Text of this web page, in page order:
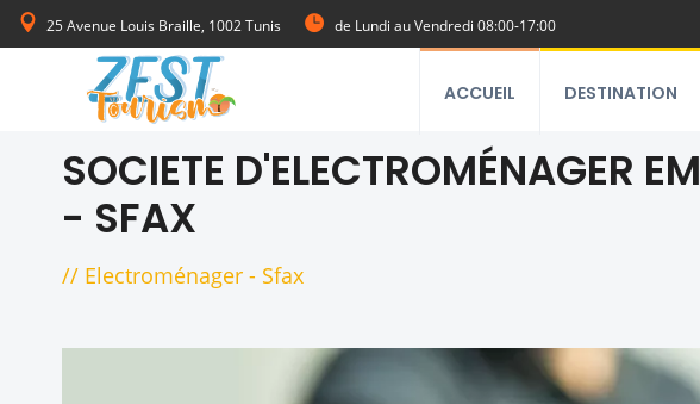
25 Avenue Louis Braille, 1002 Tunis de Lundi au Vendredi 08:00-17:00
ACCUEIL DESTINATION
SOCIETE D'ELECTROMÉNAGER
- SFAX
// Electroménager - Sfax